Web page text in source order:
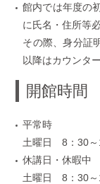
館内では年度の
に氏名・住所等
その際、身分証
以降はカウンタ
開館時間
平常時
土曜日 8：30～
休講日・休暇中
土曜日 8：30～